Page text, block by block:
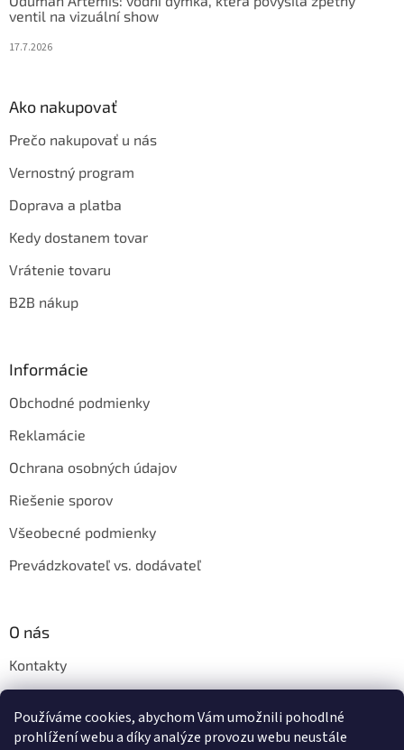
Používáme cookies, abychom Vám umožnili pohodlné
prohlížení webu a díky analýze provozu webu neustále
ventil na vizuální show
17.7.2026
Ako nakupovať
Prečo nakupovať u nás
Vernostný program
Doprava a platba
Kedy dostanem tovar
Vrátenie tovaru
B2B nákup
Informácie
Obchodné podmienky
Reklamácie
Ochrana osobných údajov
Riešenie sporov
Všeobecné podmienky
Prevádzkovateľ vs. dodávateľ
O nás
Kontakty
Napíšte nám